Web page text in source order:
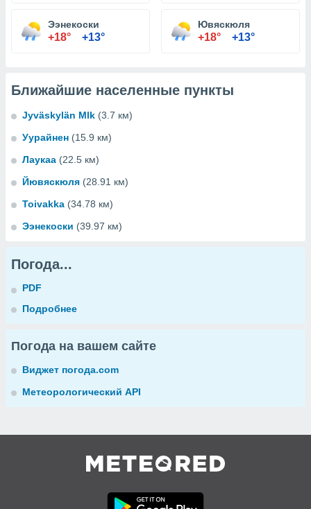
Ээнекоски
+18° +13°
Ювяскюля
+18° +13°
Ближайшие населенные пункты
Jyväskylän Mlk (3.7 км)
Уурайнен (15.9 км)
Лаукаа (22.5 км)
Йювяскюля (28.91 км)
Toivakka (34.78 км)
Ээнекоски (39.97 км)
Погода...
PDF
Подробнее
Погода на вашем сайте
Виджет погода.com
Метеорологический API